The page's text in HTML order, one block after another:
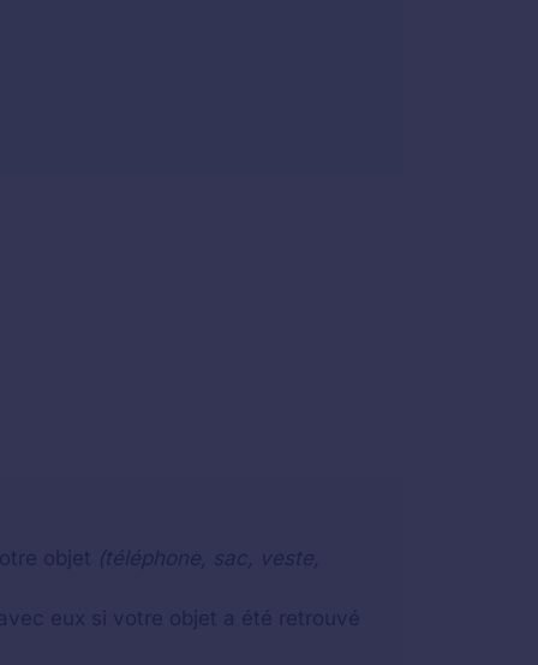
objet (téléphone, sac, veste,
eux si votre objet a été retrouvé